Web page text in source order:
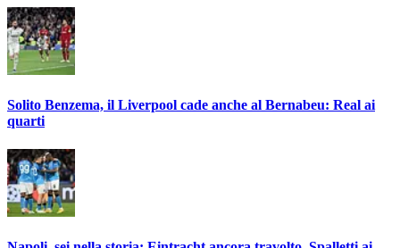
Solito Benzema, il Liverpool cade anche al Bernabeu: Real ai
quarti